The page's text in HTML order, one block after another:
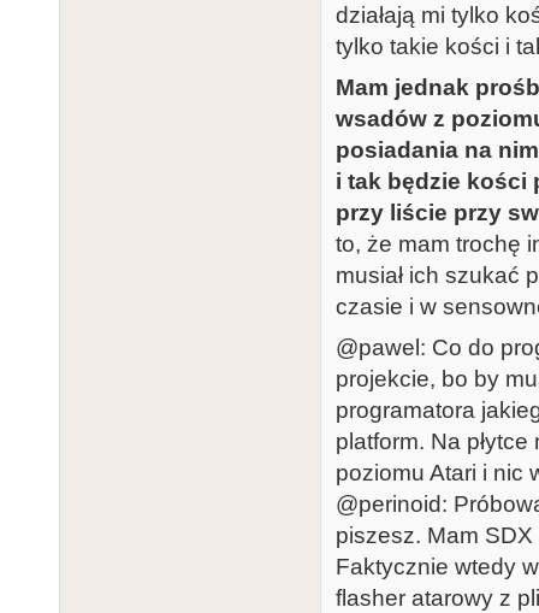
działają mi tylko
tylko takie kości i
Mam jednak
wsadów z
posiadania na
i tak będzie kości
przy liście przy
to, że mam trochę
musiał ich szukać
czasie i w
@pawel: Co do
projekcie, bo by
programatora
platform. Na
poziomu Atari i nic
@perinoid:
piszesz. Mam
Faktycznie wtedy
flasher atarowy z